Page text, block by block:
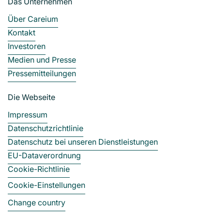
Über Careium
Kontakt
Investoren
Medien und Presse
Pressemitteilungen
Die Webseite
Impressum
Datenschutzrichtlinie
Datenschutz bei unseren Dienstleistungen
EU-Dataverordnung
Cookie-Richtlinie
Cookie-Einstellungen
Change country